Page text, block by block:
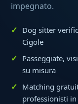
impegnato.
Dog sitter
Cigole
Passeggiate,
su misura
Matching
professionisti